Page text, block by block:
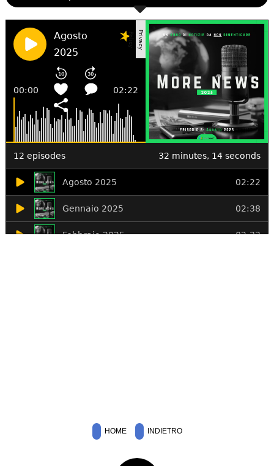
HOME INDIETRO